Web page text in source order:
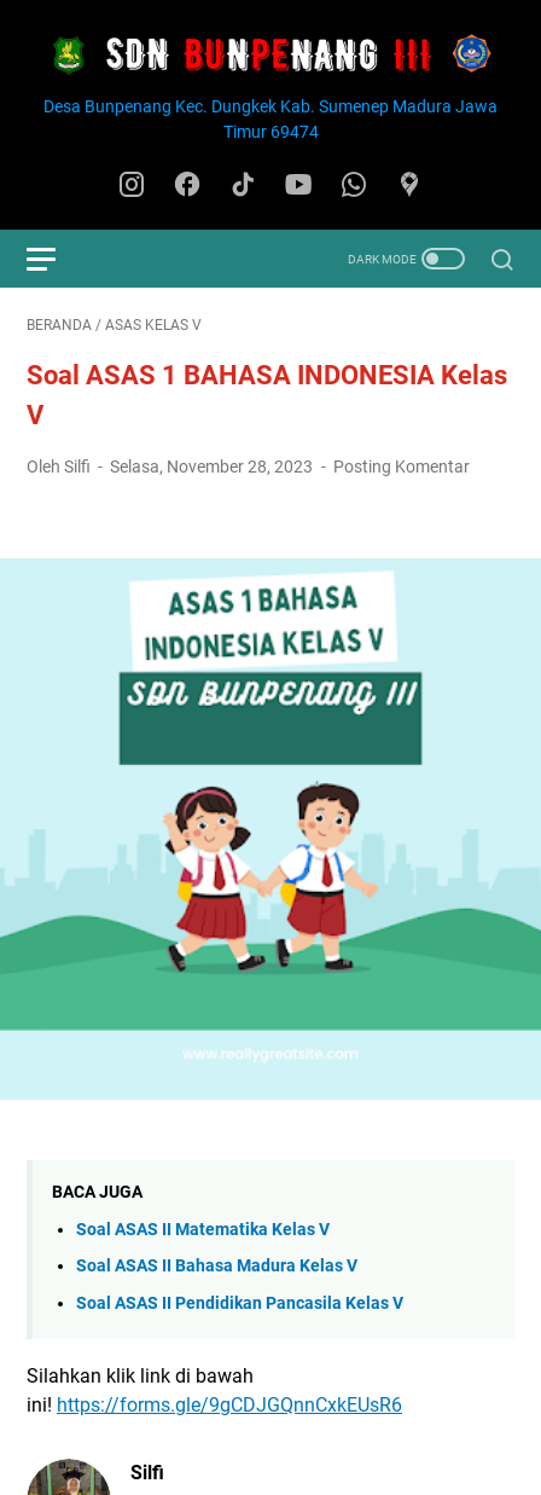
Desa Bunpenang Kec. Dungkek Kab. Sumenep Madura Jawa
Timur 69474
BERANDA / ASAS KELAS V
Soal ASAS 1 BAHASA INDONESIA Kelas
V
Oleh Silfi Selasa, November 28, 2023 Posting Komentar
BACA JUGA
Soal ASAS II Matematika Kelas V
Soal ASAS II Bahasa Madura Kelas V
Soal ASAS II Pendidikan Pancasila Kelas V
Silahkan klik link di bawah
ini! https://forms.gle/9gCDJGQnnCxkEUsR6
Silfi